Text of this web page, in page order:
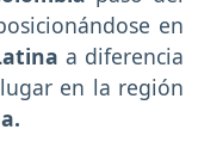
en
a diferencia
en la región